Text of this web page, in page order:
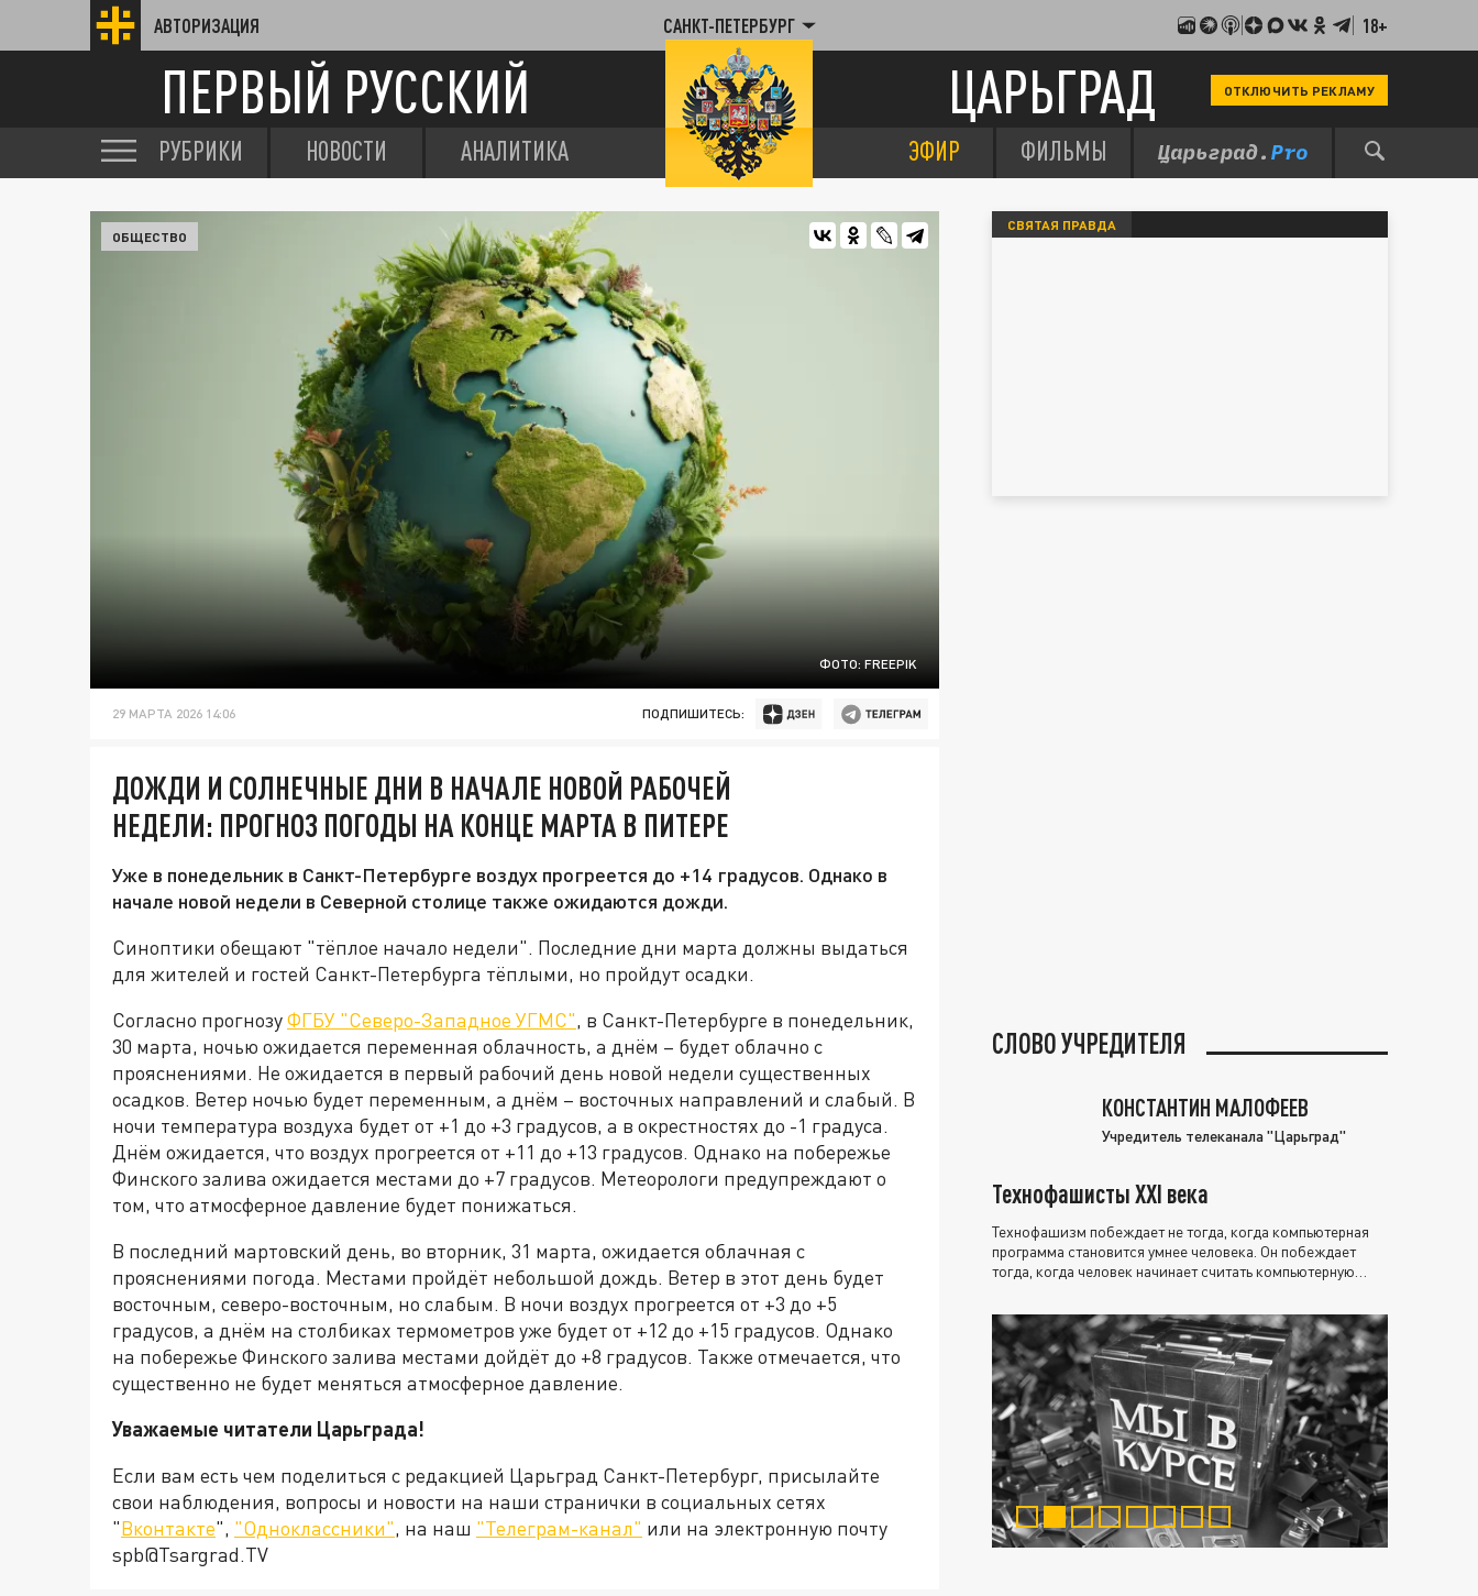
АВТОРИЗАЦИЯ САНКТ-ПЕТЕРБУРГ 18+
ПЕРВЫЙ РУССКИЙ ЦАРЬГРАД ОТКЛЮЧИТЬ РЕКЛАМУ
РУБРИКИ НОВОСТИ АНАЛИТИКА ЭФИР ФИЛЬМЫ
ФОТО: FREEPIK
ОБЩЕСТВО
29 МАРТА 2026 14:06 ПОДПИШИТЕСЬ:
ДОЖДИ И СОЛНЕЧНЫЕ ДНИ В НАЧАЛЕ НОВОЙ РАБОЧЕЙ
НЕДЕЛИ: ПРОГНОЗ ПОГОДЫ НА КОНЦЕ МАРТА В ПИТЕРЕ
Уже в понедельник в Санкт-Петербурге воздух прогреется до +14 градусов. Однако в
начале новой недели в Северной столице также ожидаются дожди.
Синоптики обещают "тёплое начало недели". Последние дни марта должны выдаться
для жителей и гостей Санкт-Петербурга тёплыми, но пройдут осадки.
Согласно прогнозуФГБУ "Северо-Западное УГМС", в Санкт-Петербурге в понедельник,
30 марта, ночью ожидается переменная облачность, а днём – будет облачно с
прояснениями. Не ожидается в первый рабочий день новой недели существенных
осадков. Ветер ночью будет переменным, а днём – восточных направлений и слабый. В
ночи температура воздуха будет от +1 до +3 градусов, а в окрестностях до -1 градуса.
Днём ожидается, что воздух прогреется от +11 до +13 градусов. Однако на побережье
Финского залива ожидается местами до +7 градусов. Метеорологи предупреждают о
том, что атмосферное давление будет понижаться.
В последний мартовский день, во вторник, 31 марта, ожидается облачная с
прояснениями погода. Местами пройдёт небольшой дождь. Ветер в этот день будет
восточным, северо-восточным, но слабым. В ночи воздух прогреется от +3 до +5
градусов, а днём на столбиках термометров уже будет от +12 до +15 градусов. Однако
на побережье Финского залива местами дойдёт до +8 градусов. Также отмечается, что
существенно не будет меняться атмосферное давление.
Уважаемые читатели Царьграда!
Если вам есть чем поделиться с редакцией Царьград Санкт-Петербург, присылайте
свои наблюдения, вопросы и новости на наши странички в социальных сетях
"Вконтакте", "Одноклассники", на наш "Телеграм-канал" или на электронную почту
spb@Tsargrad.TV
СВЯТАЯ ПРАВДА
СЛОВО УЧРЕДИТЕЛЯ
КОНСТАНТИН МАЛОФЕЕВ
Учредитель телеканала "Царьград"
Технофашисты XXI века
Технофашизм побеждает не тогда, когда компьютерная
программа становится умнее человека. Он побеждает
тогда, когда человек начинает считать компьютерную